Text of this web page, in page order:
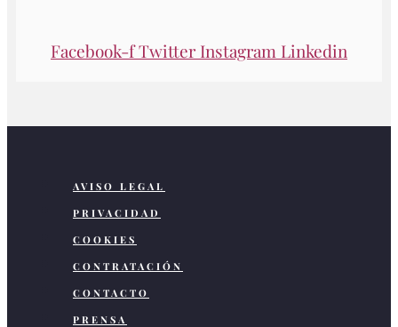
Facebook-fTwitter Instagram Linkedin
AVISO LEGAL
PRIVACIDAD
COOKIES
CONTRATACIÓN
CONTACTO
PRENSA